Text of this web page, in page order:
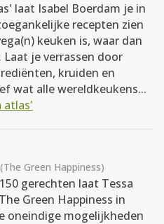
laat Isabel Boerdam je in
recepten zien
keuken is, waar dan
je verrassen door
kruiden en
wat alle wereldkeukens...
atlas'
Green Happiness)
gerechten laat Tessa
Green Happiness in
oneindige mogelijkheden